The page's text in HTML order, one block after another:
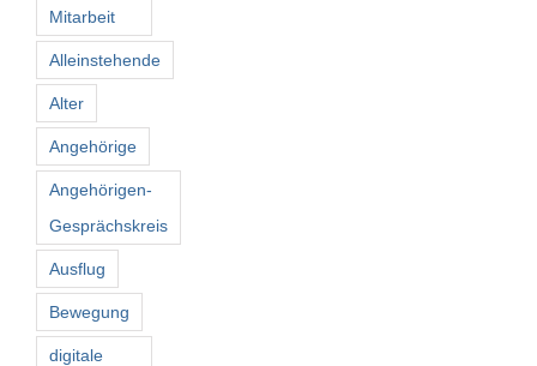
Mitarbeit
Alleinstehende
Alter
Angehörige
Angehörigen-
Gesprächskreis
Ausflug
Bewegung
digitale